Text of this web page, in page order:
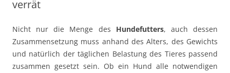
verrät
Nicht nur die Menge des Hundefutters, auch dessen
Zusammensetzung muss anhand des Alters, des Gewichts
und natürlich der täglichen Belastung des Tieres passend
zusammen gesetzt sein. Ob ein Hund alle notwendigen